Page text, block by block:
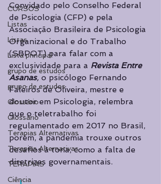
CURSOS
Listas
Listas
Lista principal
grupo de estudos
grupo de estudos
Glossário
Glossário
Terapias Alternativas
Terapias Alternativas
TERAPIAS
Ciência
Convidado pelo Conselho Federal
de Psicologia (CFP) e pela
Associação Brasileira de Psicologia
Organizacional e do Trabalho
(SBPOT) para falar com a
exclusividade para a Revista Entre
Asanas, o psicólogo Fernando
Faleiros de Oliveira, mestre e
doutor em Psicologia, relembra
que o teletrabalho foi
regulamentado em 2017 no Brasil,
porém, a pandemia trouxe outros
desafios à tona, como a falta de
diretrizes governamentais.